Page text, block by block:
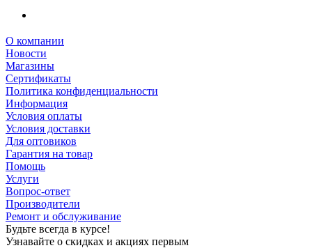
О компании
Новости
Магазины
Сертификаты
Политика конфиденциальности
Информация
Условия оплаты
Условия доставки
Для оптовиков
Гарантия на товар
Помощь
Услуги
Вопрос-ответ
Производители
Ремонт и обслуживание
Будьте всегда в курсе!
Узнавайте о скидках и акциях первым